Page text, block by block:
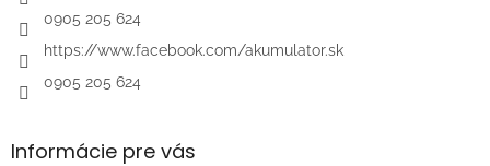
0905 205 624
https://www.facebook.com/akumulator.sk
0905 205 624
Informácie pre vás